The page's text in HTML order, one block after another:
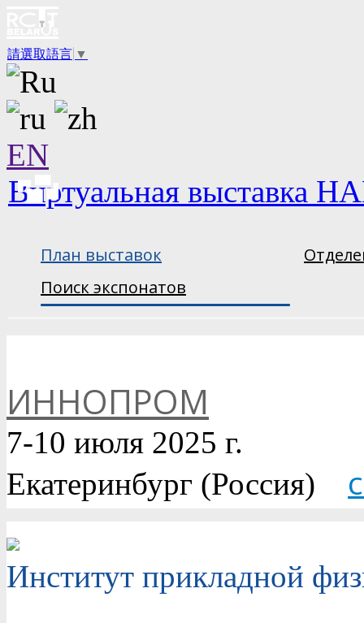
請選取語言 ▼
EN
Виртуальная выставка
План выставок
Поиск экспонатов
ИННОПРОМ
7-10 июля 2025 г.
Екатеринбург (Россия)
Институт прикладной